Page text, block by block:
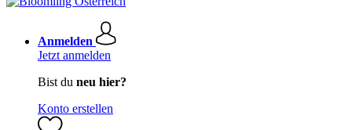
Anmelden
Jetzt anmelden
Bist du neu hier?
Konto erstellen